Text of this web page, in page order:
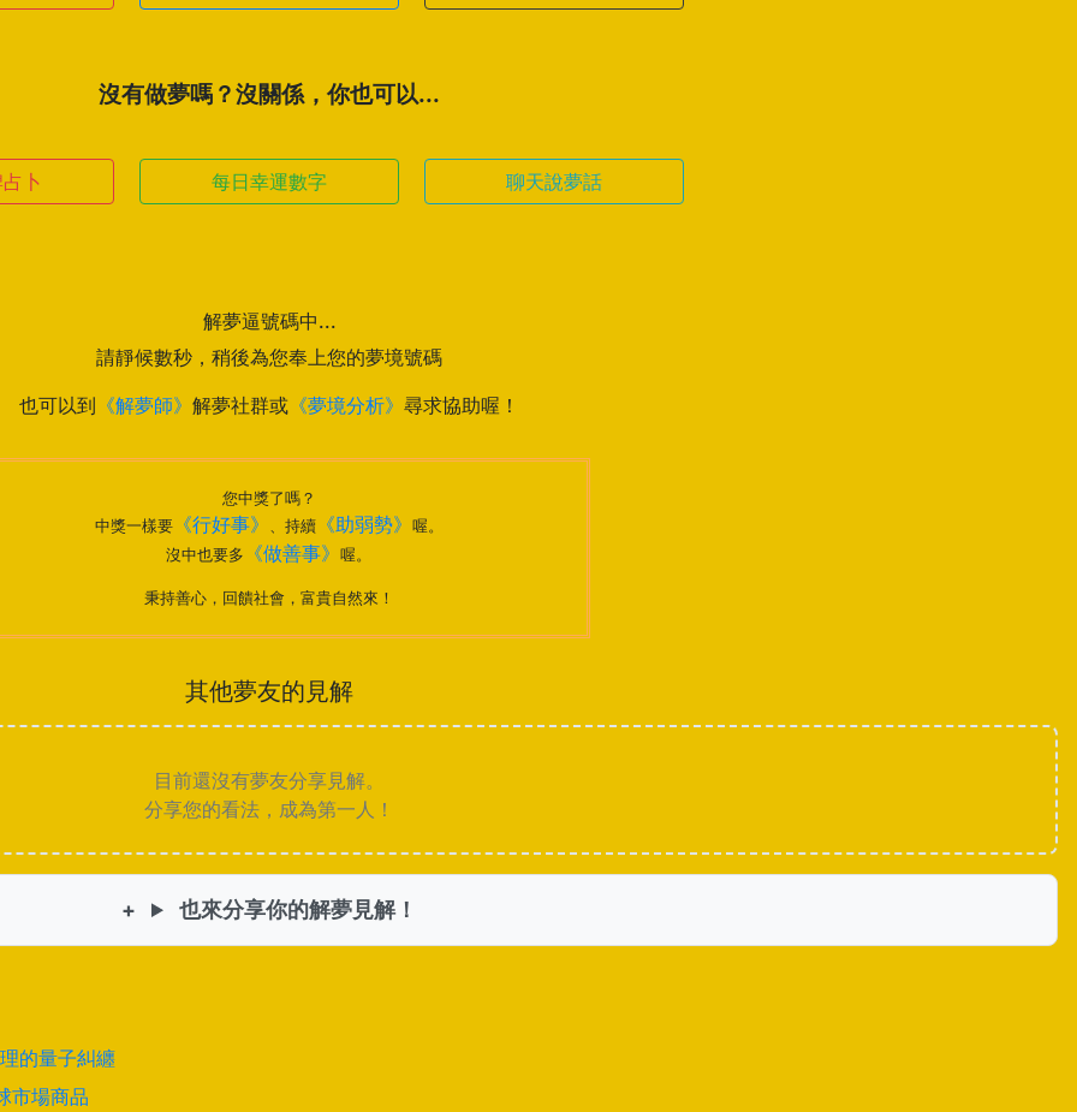
沒有做夢嗎？沒關係，你也可以...
卜 每日幸運數字 聊天說夢話
解夢逼號碼中...
請靜候數秒，稍後為您奉上您的夢境號碼
也可以到 《解夢師》 解夢社群或 《夢境分析》 尋求協助喔！
您中獎了嗎？
中獎一樣要《行好事》 、持續《助弱勢》 喔。
沒中也要多
《做善事》喔。
秉持善心，回饋社會，富貴自然來！
其他夢友的見解
目前還沒有夢友分享見解。
分享您的看法，成為第一人！
也來分享你的解夢見解！
的量子糾纏
市場商品